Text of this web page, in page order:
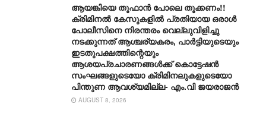
ആയങ്കിയെ തൂഫാൻ പോലെ തൂക്കണം!!
ക്രിമിനൽ കേസുകളിൽ പ്രതിയായ ഒരാൾ
പോലീസിനെ നിരന്തരം വെല്ലുവിളിച്ചു
നടക്കുന്നത് ആശ്ചര്യകരം, പാർട്ടിയുടെയും
ഇടതുപക്ഷത്തിന്റെയും
ആശയപ്രചാരണങ്ങൾക്ക് കൊട്ടേഷൻ
സംഘങ്ങളുടെയോ ക്രിമിനലുകളുടെയോ
പിന്തുണ ആവശ്യമില്ല- എം.വി ജയരാജൻ
AUGUST 8, 2026